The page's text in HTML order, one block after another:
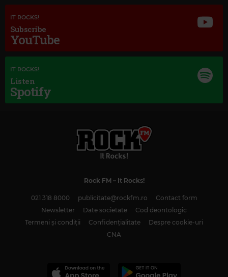
GUSTAV HOLST
THE PLANETS, OP. 32: IV. JUPITER, THE BRINGER OF
JOLLITY
IT ROCKS!
Subscribe
YouTube
IT ROCKS!
Listen
Spotify
Rock FM– It Rocks!
021 318 8000 publicitate@rockfm.ro
Contact form
Newsletter
Date societate
Cod deontologic
Termeni și condiții
Confidențialitate
Despre cookie-uri
CNA